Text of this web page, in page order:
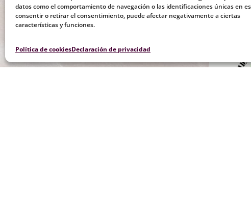
datos como el comportamiento de navegación o las identificaciones únicas en
consentir o retirar el consentimiento, puede afectar negativamente a ciertas
características y funciones.
Política de cookiesDeclaración de privacidad
Presentación del libroIatrogenia, la medicina
de la Bestia(2019).
medicina